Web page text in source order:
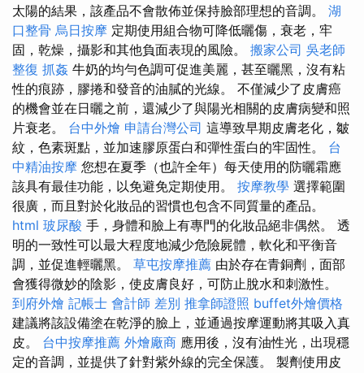
太陽的結果，該產品不會散佈並保持臉部理想的音調。 湖
口整骨 烏日按摩 定期使用組合物可降低曬傷，衰老，牢
固，乾燥，攝影和其他負面表現的風險。 搬家公司 吳老師
整復 抓姦 牛奶的均勻色調可促進美麗，甚至曬黑，沒有粘
性的痕跡，膠捲和發音的油膩的光線。 不僅減少了皮膚癌
的機會並在日曬之前，還減少了與陽光相關的皮膚病變和照
片衰老。 台中外燴 申請台灣公司 這導致早期皮膚老化，皺
紋，色素斑點，並加速膠原蛋白和彈性蛋白的牢固性。 台
中精油按摩 您想在夏季（也許全年）每天使用的防曬霜應
該具有最佳功能，以免避免定期使用。 按摩教學 選擇範圍
很廣，而且對於化妝品的習慣也包含不同質量的產品。
html 玻尿酸 手，身體和臉上有專門的化妝品絕非偶然。 透
明的一致性可以最大程度地減少危險屍體，軟化和平衡音
調，並促進輕曬黑。 草屯按摩推薦 由於存在青銅劑，面部
會獲得微妙的陰影，使皮膚良好，可防止脫水和刺激性。
到府外燴 記帳士 會計師 差別 推拿師證照 buffet外燴價格
建議將該設備塗在乾淨的臉上，並通過按摩運動將其吸入真
皮。 台中按摩推薦 外燴廠商 應用後，沒有油性光，出現穩
定的音調，並提供了針對紫外線的完全保護。 製劑使用皮